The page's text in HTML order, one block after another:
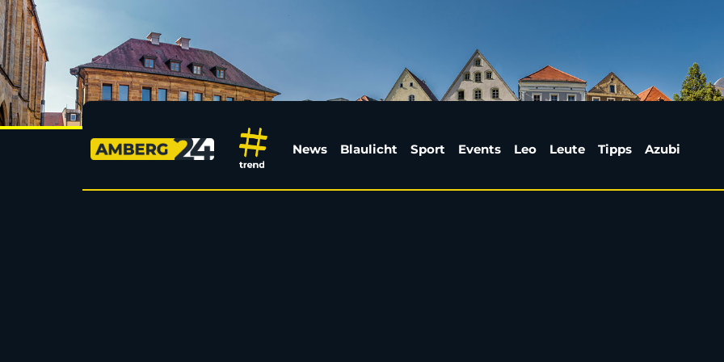
Polizei stoppt E-Scooterfahrer unter Drogen
News Blaulicht Sport Events Leo Leute Tipps Azubi